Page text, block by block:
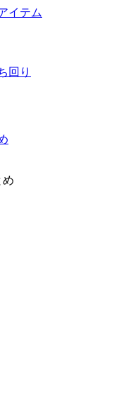
イテム
回り
め